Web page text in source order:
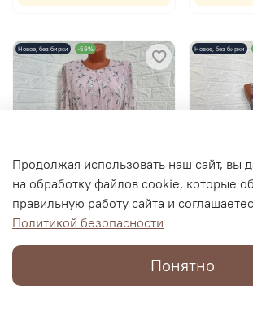
Новое, без бирки -59% Новое, без бирки
Продолжая использовать наш сайт, вы
на обработку файлов cookie, которые
правильную работу сайта и
Политикой безопасности
Понятно